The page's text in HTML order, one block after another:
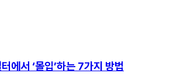
에서 ‘몰입’하는 7가지 방법